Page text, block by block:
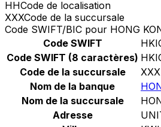
HHCode de localisation
XXXCode de la succursale
Code SWIFT/BIC pour HONG
Code SWIFT
Code SWIFT (8 caractères)
Code de la succursale
XXX
Nom de la banque
Nom de la succursale
Adresse